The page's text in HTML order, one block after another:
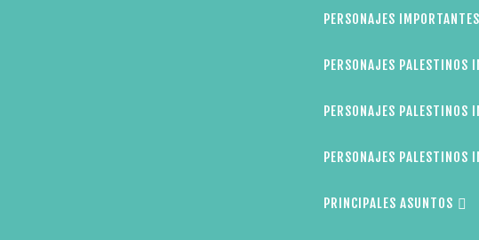
PERSONAJES IMPORTANTES
PERSONAJES PALESTINOS
PERSONAJES PALESTINOS
PERSONAJES PALESTINOS
PRINCIPALES ASUNTOS